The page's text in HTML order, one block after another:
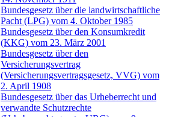
Bundesgesetz über die landwirtschaftliche
Pacht (LPG) vom 4. Oktober 1985
Bundesgesetz über den Konsumkredit
(KKG) vom 23. März 2001
Bundesgesetz über den
Versicherungsvertrag
(Versicherungsvertragsgesetz, VVG) vom
2. April 1908
Bundesgesetz über das Urheberrecht und
verwandte Schutzrechte